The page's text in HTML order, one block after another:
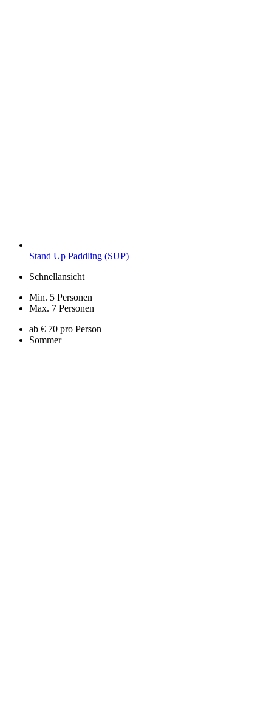
Stand Up Paddling (SUP)
Schnellansicht
Min. 5 Personen
Max. 7 Personen
ab € 70 pro Person
Sommer